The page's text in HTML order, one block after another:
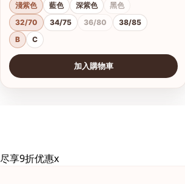
淺紫色 藍色 深紫色
黑色
32/70
34/75 36/80
38/85
B
C
加入購物車
尽享9折优惠x